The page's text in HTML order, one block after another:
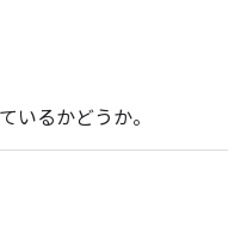
いるかどうか。